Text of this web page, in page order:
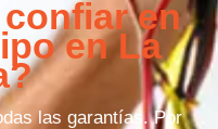
en
en La
las garantías. Por